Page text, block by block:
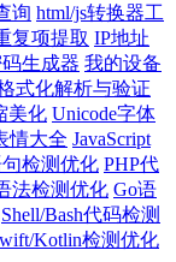
询 html/js转换器工
复项提取 IP地址
生成器 我的设备
式化解析与验证
美化 Unicode字体
情大全 JavaScript
检测优化 PHP代
法检测优化 Go语
Shell/Bash代码检测
Kotlin检测优化